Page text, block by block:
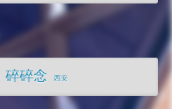
碎碎念 西安